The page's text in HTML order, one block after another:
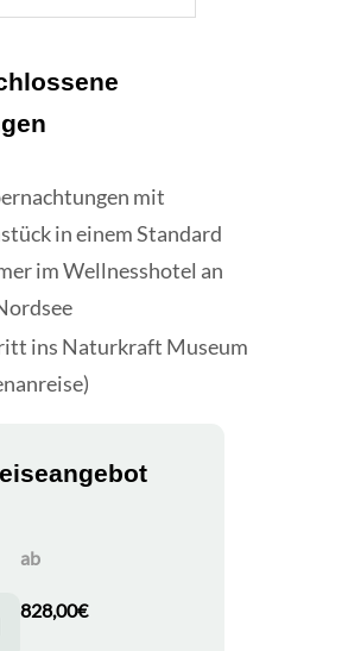
mit
in einem Standard
im Wellnesshotel an
ins Naturkraft Museum
ab
828,00€